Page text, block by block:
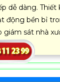
dễ dàng. Thiết
động bền bỉ
giám sát nhà